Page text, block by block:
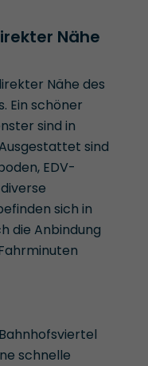
Nähe
Nähe des
Ein schöner
sind in
sind
EDV-
sich in
die Anbindung
schnelle